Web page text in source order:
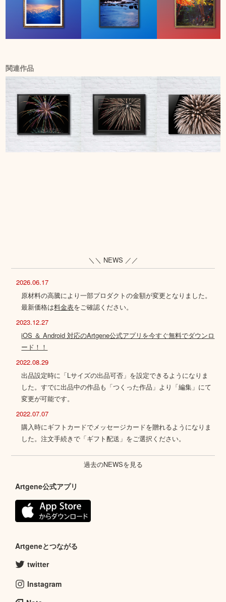
関連作品
＼＼ NEWS ／／
2026.06.17
原材料の高騰により一部プロダクトの金額が変更となりました。
最新価格は料金表をご確認ください。
2023.12.27
iOS ＆ Android 対応のArtgene公式アプリを今すぐ無料でダウンロ
ード！！
2022.08.29
出品設定時に「Lサイズの出品可否」を設定できるようになりま
した。すでに出品中の作品も「つくった作品」より「編集」にて
変更が可能です。
2022.07.07
購入時にギフトカードでメッセージカードを贈れるようになりま
した。注文手続きで「ギフト配送」をご選択ください。
過去のNEWSを見る
Artgene公式アプリ
Artgeneとつながる
twitter
Instagram